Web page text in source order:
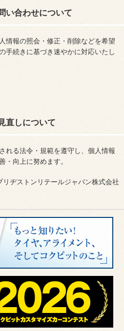
い合わせについて
情報の照会・修正・削除などを希望
手続きに基づき速やかに対応いたし
直しについて
れる法令・規範を遵守し、個人情報
・向上に努めます。
リヂストンリテールジャパン株式会社